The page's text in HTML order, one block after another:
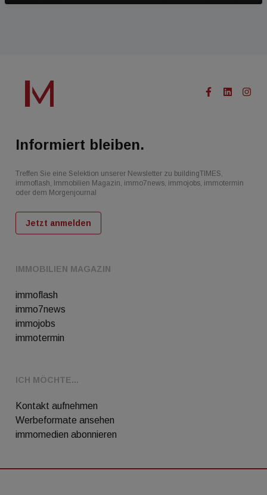
IMMOBILIEN MAGAZIN
immoflash
immo7news
immojobs
immotermin
ICH MÖCHTE...
Kontakt aufnehmen
Werbeformate ansehen
immomedien abonnieren
Informiert bleiben.
Treffen Sie eine Selektion unserer Newsletter zu buildingTIMES,
immoflash, Immobilien Magazin, immo7news, immojobs, immotermin
oder dem Morgenjournal
Jetzt anmelden